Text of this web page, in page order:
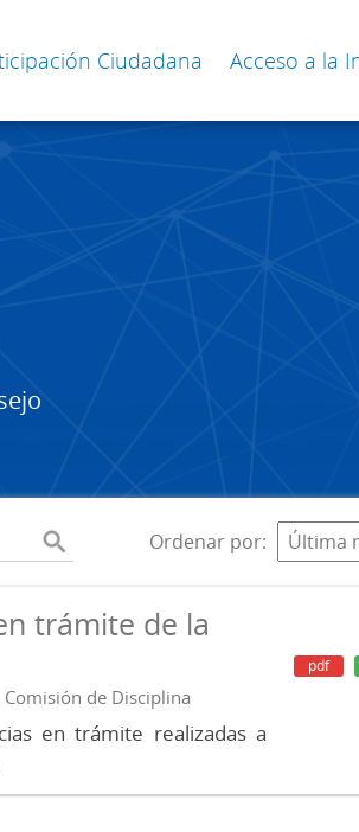
Ciudadana Acceso a la
Ordenar por
trámite de la
de Disciplina
en trámite realizadas a
pdf